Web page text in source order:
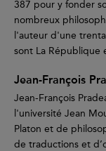
387 pour y fonder
nombreux
l'auteur d'une
sont La République
Jean-François
Jean-François
l'université Jean
Platon et de
de traductions et